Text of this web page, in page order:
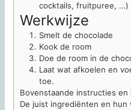
cocktails, fruitpuree, …)
Werkwijze
Smelt de chocolade
Kook de room
Doe de room in de
Laat wat afkoelen en
toe.
Bovenstaande instructies
De juist ingrediënten en hun